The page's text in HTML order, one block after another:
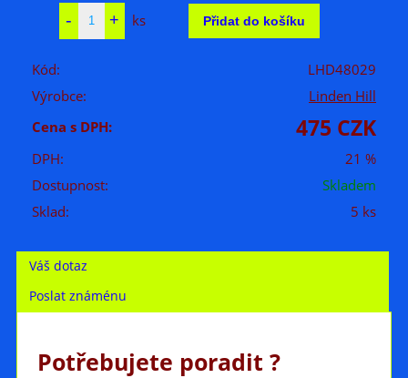
ks
Kód:
LHD48029
Výrobce:
Linden Hill
Cena s DPH:
475 CZK
DPH:
21 %
Dostupnost:
Skladem
Sklad:
5 ks
Váš dotaz
Poslat známénu
Potřebujete poradit ?